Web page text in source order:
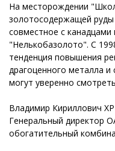
На месторождении
золотосодержащей
совместное с
"Нелькобазолото". С
тенденция повышения
драгоценного металла и
могут уверенно
Владимир Кириллович
Генеральный директор
обогатительный